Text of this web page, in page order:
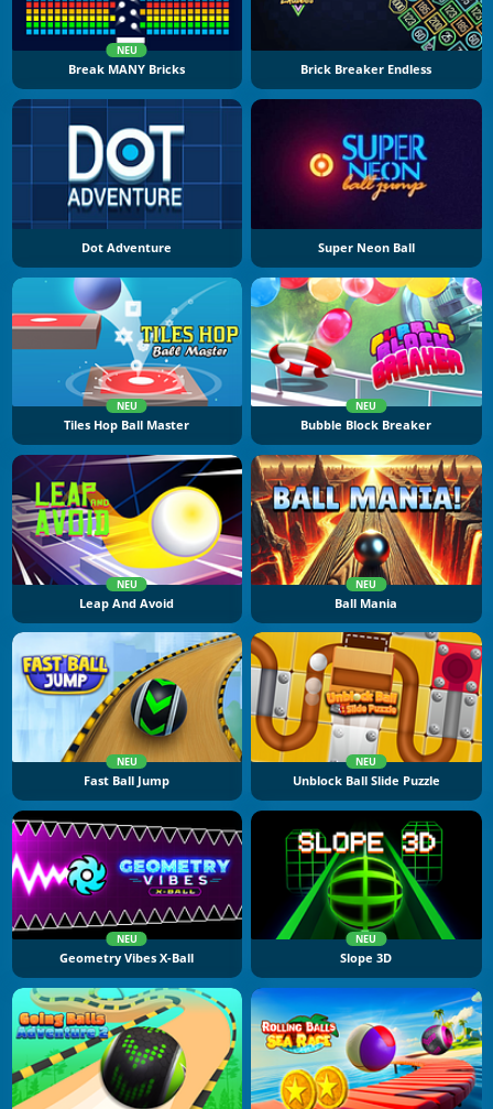
NEU
Break MANY Bricks Brick Breaker Endless
Dot Adventure Super Neon Ball
NEU
Tiles Hop Ball Master
NEU
Bubble Block Breaker
NEU
Leap And Avoid
NEU
Ball Mania
NEU
Fast Ball Jump
NEU
Unblock Ball Slide Puzzle
NEU
Geometry Vibes X-Ball
NEU
Slope 3D